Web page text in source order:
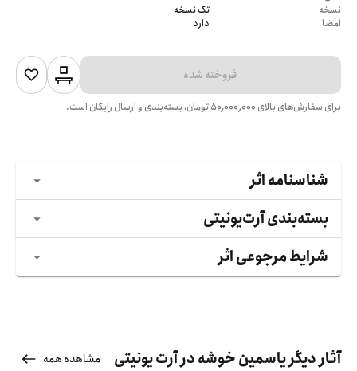
نسخه
تک نسخه
امضا
دارد
فروخته شده
برای سفارش‌های بالای ۵۰٬۰۰۰٬۰۰۰تومان، بسته‌بندی و ارسال رایگان است.
شناسنامه اثر
بسته‌بندی آرت‌یونیتی
شرایط مرجوعی اثر
آثار دیگر یاسمین خوشه در آرت یونیتی مشاهده همه